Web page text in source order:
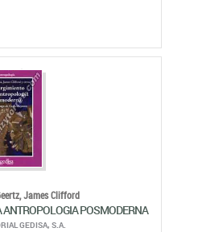
James Clifford
ANTROPOLOGIA POSMODERNA
GEDISA, S.A.